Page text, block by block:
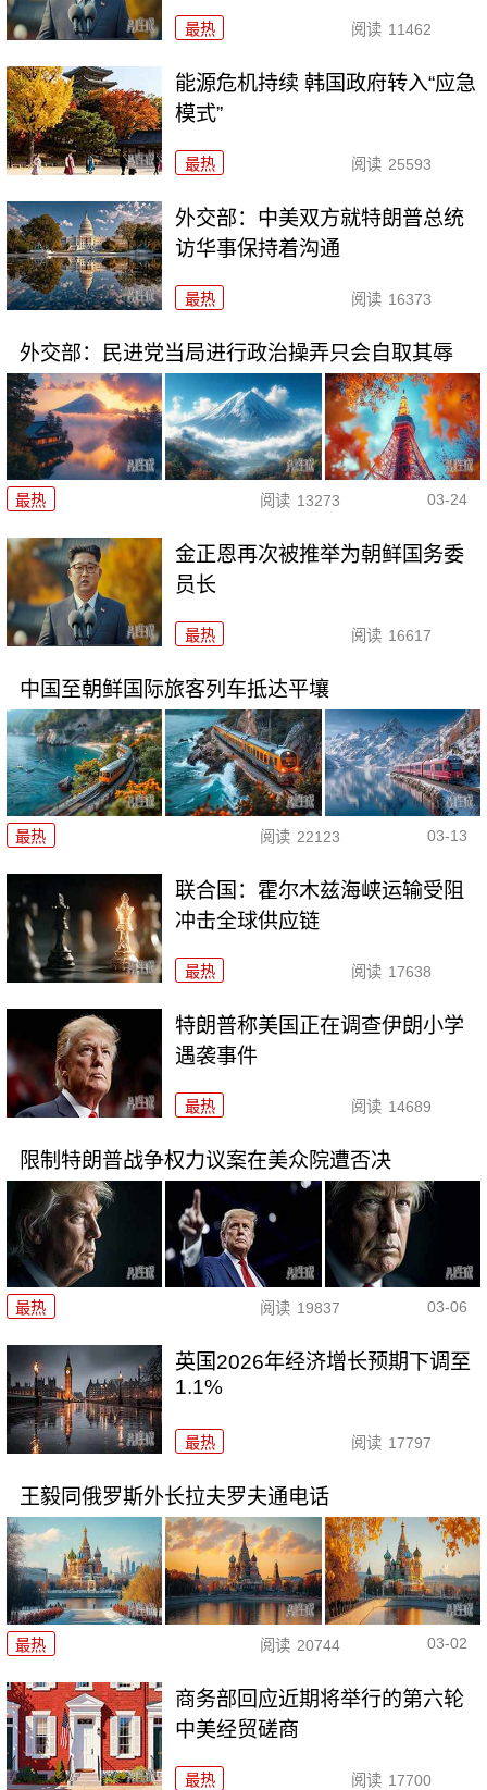
最热 阅读 11462
能源危机持续 韩国政府转入“应急
模式”
最热 阅读 25593
外交部：中美双方就特朗普总统
访华事保持着沟通
最热 阅读 16373
外交部：民进党当局进行政治操弄只会自取其辱
最热 阅读 13273 03-24
金正恩再次被推举为朝鲜国务委
员长
最热 阅读 16617
中国至朝鲜国际旅客列车抵达平壤
最热 阅读 22123 03-13
联合国：霍尔木兹海峡运输受阻
冲击全球供应链
最热 阅读 17638
特朗普称美国正在调查伊朗小学
遇袭事件
最热 阅读 14689
限制特朗普战争权力议案在美众院遭否决
最热 阅读 19837 03-06
英国2026年经济增长预期下调至
1.1%
最热 阅读 17797
王毅同俄罗斯外长拉夫罗夫通电话
最热 阅读 20744 03-02
商务部回应近期将举行的第六轮
中美经贸磋商
最热 阅读 17700